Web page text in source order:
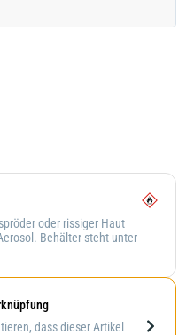
oder rissiger Haut
Behälter steht unter
abweichendass dieser Artikel